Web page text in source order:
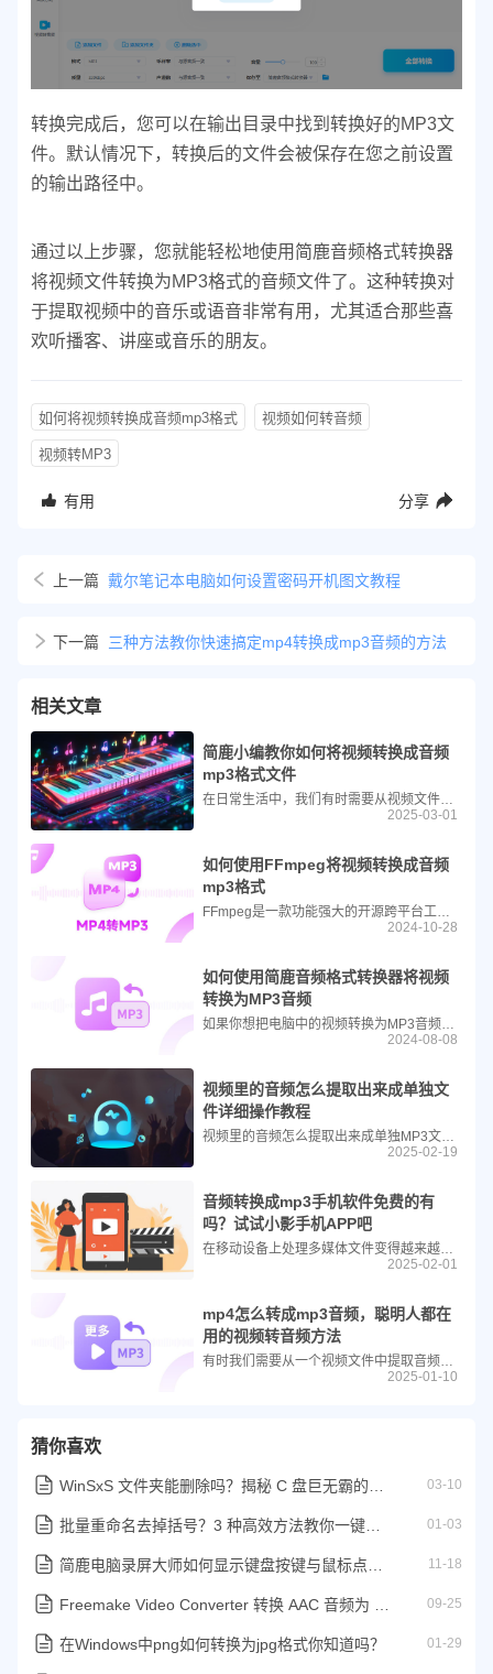
转换完成后，您可以在输出目录中找到转换好的MP3文
件。 默认情况下，转换后的文件会被保存在您之前设置
的输出路径中。
通过以上步骤，您就能轻松地使用简鹿音频格式转换器
将视频文件转换为MP3格式的音频文件了。这种转换对
于提取视频中的音乐或语音非常有用，尤其适合那些喜
欢听播客、讲座或音乐的朋友。
如何将视频转换成音频mp3格式 视频如何转音频
视频转MP3
有用 分享
上一篇 戴尔笔记本电脑如何设置密码开机图文教程
下一篇 三种方法教你快速搞定mp4转换成mp3音频的方法
相关文章
简鹿小编教你如何将视频转换成音频
mp3格式文件
2025-03-01
如何使用FFmpeg将视频转换成音频
mp3格式
2024-10-28
如何使用简鹿音频格式转换器将视频
转换为MP3音频
2024-08-08
视频里的音频怎么提取出来成单独文
件详细操作教程
2025-02-19
音频转换成mp3手机软件免费的有
吗？试试小影手机APP吧
2025-02-01
mp4怎么转成mp3音频，聪明人都在
用的视频转音频方法
2025-01-10
猜你喜欢
03-10
01-03
11-18
09-25
在Windows中png如何转换为jpg格式你知道吗？ 01-29